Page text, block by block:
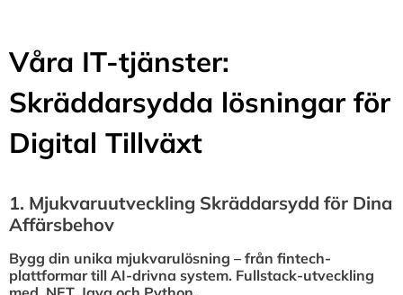
Våra IT-tjänster:
Skräddarsydda lösningar för
Digital Tillväxt
1.⁠ ⁠Mjukvaruutveckling Skräddarsydd för Dina
Affärsbehov
Bygg din unika mjukvarulösning – från fintech-
plattformar till AI-drivna system. Fullstack-utveckling